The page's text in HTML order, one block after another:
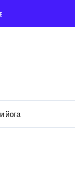
пространстве
навыкам через
в
йога